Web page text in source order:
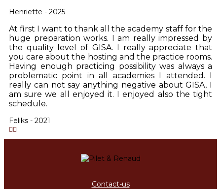
Henriette - 2025
At first I want to thank all the academy staff for the
huge preparation works. I am really impressed by
the quality level of GISA. I really appreciate that
you care about the hosting and the practice rooms.
Having enough practicing possibility was always a
problematic point in all academies I attended. I
really can not say anything negative about GISA, I
am sure we all enjoyed it. I enjoyed also the tight
schedule.
Feliks - 2021
Contact-us